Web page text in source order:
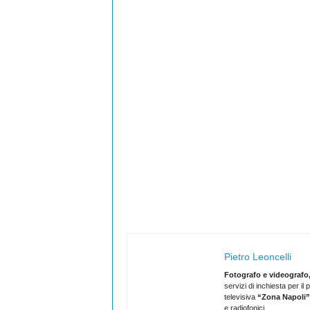
Pietro Leoncelli
Fotografo e
servizi di inchiesta per il
televisiva “Zona Napoli”
e radiofonici.